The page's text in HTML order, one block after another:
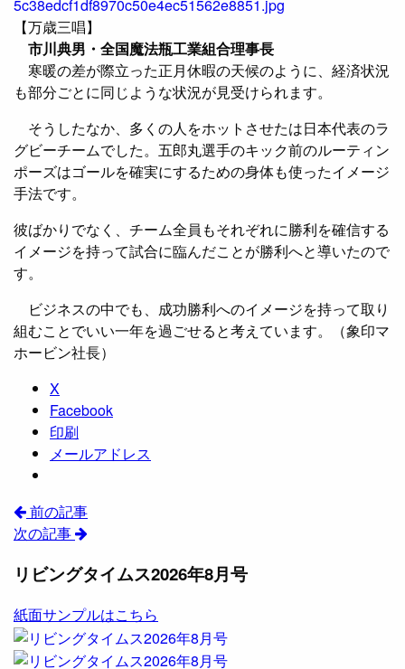
【万歳三唱】
市川典男・全国魔法瓶工業組合理事長
寒暖の差が際立った正月休暇の天候のように、経済状況
も部分ごとに同じような状況が見受けられます。
そうしたなか、多くの人をホットさせたは日本代表のラ
グビーチームでした。五郎丸選手のキック前のルーティン
ポーズはゴールを確実にするための身体も使ったイメージ
手法です。
彼ばかりでなく、チーム全員もそれぞれに勝利を確信する
イメージを持って試合に臨んだことが勝利へと導いたので
す。
ビジネスの中でも、成功勝利へのイメージを持って取り
組むことでいい一年を過ごせると考えています。（象印マ
ホービン社長）
X
Facebook
印刷
メールアドレス
前の記事
次の記事
リビングタイムス2026年8月号
紙面サンプルはこちら